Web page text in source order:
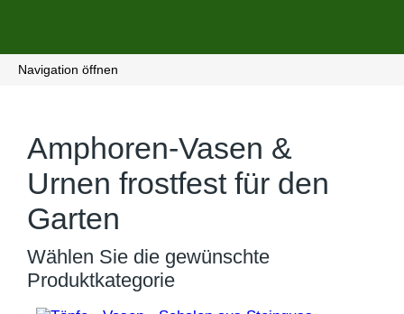
Navigation öffnen
Amphoren-Vasen &
Urnen frostfest für den
Garten
Wählen Sie die gewünschte
Produktkategorie